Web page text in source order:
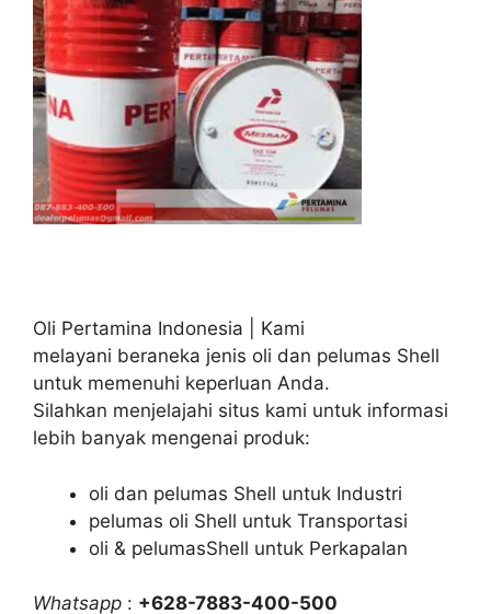
Oli Pertamina Indonesia | Kami
melayani beraneka jenis oli dan pelumas Shell
untuk memenuhi keperluan Anda.
Silahkan menjelajahi situs kami untuk informasi
lebih banyak mengenai produk:
oli dan pelumas Shell untuk Industri
pelumas oli Shell untuk Transportasi
oli & pelumasShell untuk Perkapalan
Whatsapp : +628-7883-400-500